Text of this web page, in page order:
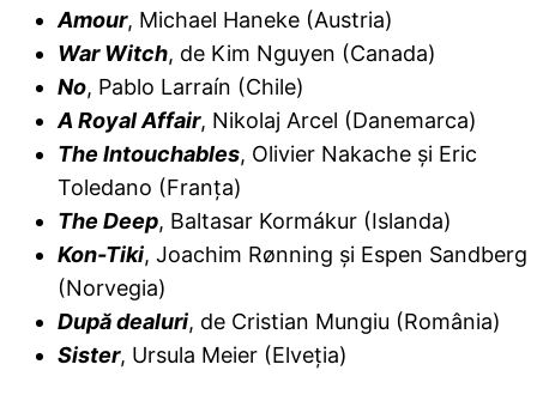
Amour, Michael Haneke (Austria)
War Witch, de Kim Nguyen (Canada)
No, Pablo Larraín (Chile)
A Royal Affair, Nikolaj Arcel (Danemarca)
The Intouchables, Olivier Nakache şi Eric
Toledano (Franţa)
The Deep, Baltasar Kormákur (Islanda)
Kon-Tiki, Joachim Rønning şi Espen Sandberg
(Norvegia)
După dealuri, de Cristian Mungiu (România)
Sister, Ursula Meier (Elveţia)